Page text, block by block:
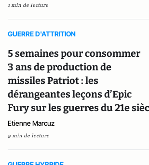
1 min de lecture
GUERRE D'ATTRITION
5 semaines pour consommer
3 ans de production de
missiles Patriot : les
dérangeantes leçons d’Epic
Fury sur les guerres du 21e
Etienne Marcuz
9 min de lecture